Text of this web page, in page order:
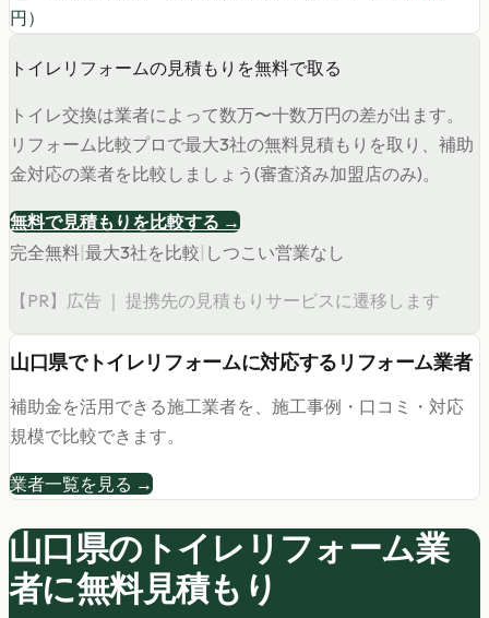
円）
トイレリフォームの見積もりを無料で取る
トイレ交換は業者によって数万〜十数万円の差が出ます。
リフォーム比較プロで最大3社の無料見積もりを取り、補助
金対応の業者を比較しましょう(審査済み加盟店のみ)。
無料で見積もりを比較する →
完全無料 最大3社を比較 しつこい営業なし
【PR】広告 ｜ 提携先の見積もりサービスに遷移します
山口県でトイレリフォームに対応するリフォーム業者
補助金を活用できる施工業者を、施工事例・口コミ・対応
規模で比較できます。
業者一覧を見る →
山口県の トイレリフォーム業
者に無料見積もり